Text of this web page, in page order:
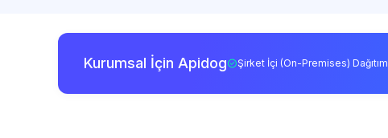
Kurumsal İçin Apidog Şirket İçi (On-Premises) Dağıtım